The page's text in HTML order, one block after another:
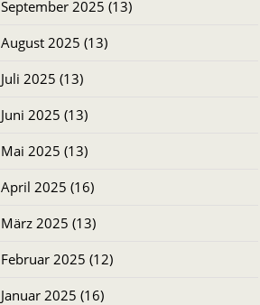
September 2025 (13)
August 2025 (13)
Juli 2025 (13)
Juni 2025 (13)
Mai 2025 (13)
April 2025 (16)
März 2025 (13)
Februar 2025 (12)
Januar 2025 (16)